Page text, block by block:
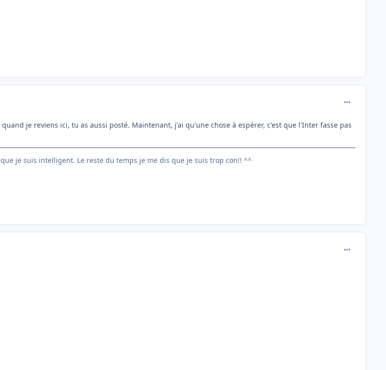
je reviens ici, tu as aussi posté. Maintenant, j'ai qu'une chose à espérer, c'est que l'Inter fasse pas
je suis intelligent. Le reste du temps je me dis que je suis trop con!! ^^